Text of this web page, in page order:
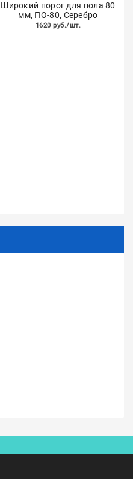
Широкий порог для пола 80
мм, ПО-80, Серебро
1620 руб./шт.